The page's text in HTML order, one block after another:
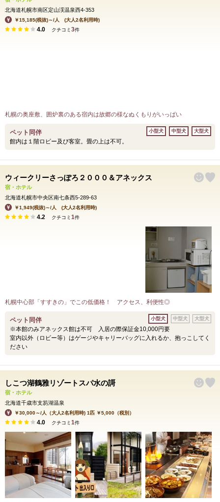
北海道札幌市南区定山渓温泉西4-353
￥15,185(税抜)～/人 (大人2名利用時)
4.0 クチコミ 3件
札幌の奥座敷、囲炉裏のある宿内は故郷の様なぬくもりがいっぱい
ペット同伴
館内は１階ロビー及び客室。畳の上は不可。
小型犬 中型犬 大型犬
ウィークリーさっぽろ２０００＆アネックス
宿・ホテル
北海道札幌市中央区南七条西5-289-63
￥1,949(税抜)～/人 (大人2名利用時)
4.2 クチコミ 1件
札幌中心部「すすきの」でこの低価格！ アクセス、利便性◎
ペット同伴
※本館のみアネックス館は不可 入居の際保証金10,000円要
室内以外（ロビー等）はゲージやキャリーバッグに入れるか、抱っこしてく
ださい
小型犬 中型犬 大型犬
しこつ湖鶴雅リゾートスパ水の謌
宿・ホテル
北海道千歳市支笏湖温泉
￥30,000～/人（大人2名利用時) 1匹 ￥5,000（税別）
4.0 クチコミ 1件